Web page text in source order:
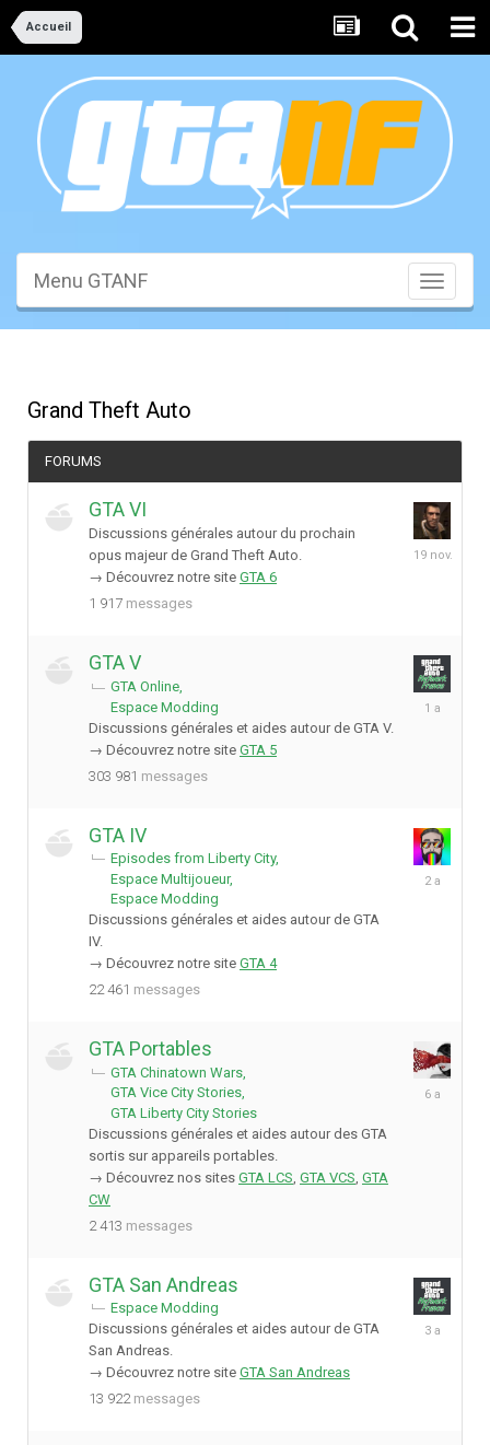
Accueil
Toggle
Menu GTANF
Grand Theft Auto
FORUMS
GTA VI
Discussions générales autour du prochain
opus majeur de Grand Theft Auto.
→ Découvrez notre site GTA 6
1 917 messages
19
GTA V
GTA Online
Espace Modding
Discussions générales et aides autour de GTA V.
→ Découvrez notre site GTA 5
303 981 messages
GTA IV
Episodes from Liberty City
Espace Multijoueur
Espace Modding
Discussions générales et aides autour de GTA
IV.
→ Découvrez notre site GTA 4
22 461 messages
GTA Portables
GTA Chinatown Wars
GTA Vice City Stories
GTA Liberty City Stories
Discussions générales et aides autour des GTA
sortis sur appareils portables.
→ Découvrez nos sites GTA LCS GTA VCS GTA
CW
2 413 messages
GTA San Andreas
Espace Modding
Discussions générales et aides autour de GTA
San Andreas.
→ Découvrez notre site GTA San Andreas
13 922 messages
29